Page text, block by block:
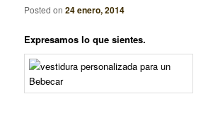
Posted on24 enero, 2014
Expresamos lo que sientes.